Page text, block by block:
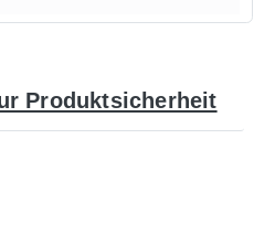
Produktsicherheit